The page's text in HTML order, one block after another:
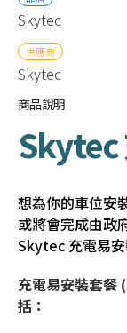
Skytec
供應商
Skytec
商品說明
Skytec
想為你的車位安
或將會完成由政
Skytec 充電易
充電易安裝套餐
括：